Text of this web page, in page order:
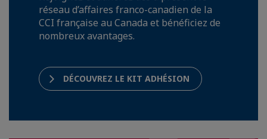
réseau d’affaires franco-canadien de la
CCI française au Canada et bénéficiez de
nombreux avantages.
DÉCOUVREZ LE KIT ADHÉSION